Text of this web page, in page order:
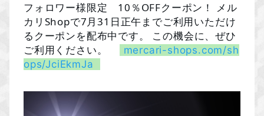
フォロワー様限定 10％OFFクーポン！ メル
カリShopで7月31日正午までご利用いただけ
るクーポンを配布中です。 この機会に、ぜひ
ご利用ください。
mercari-shops.com/sh
ops/JciEkmJa